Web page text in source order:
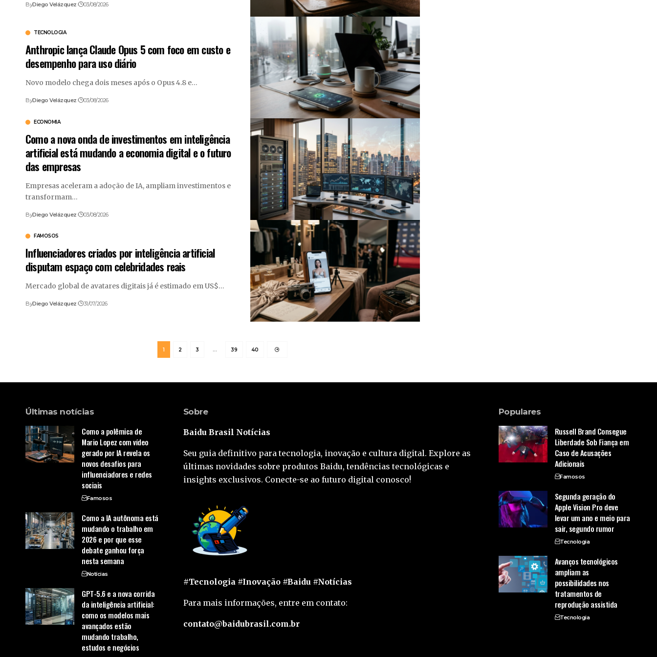
ByDiego Velázquez 03/08/2026
TECNOLOGIA
Anthropic lança Claude Opus 5 com foco em custo e
desempenho para uso diário
Novo modelo chega dois meses após o Opus 4.8 e…
ByDiego Velázquez 03/08/2026
ECONOMIA
Como a nova onda de investimentos em inteligência
artificial está mudando a economia digital e o futuro
das empresas
Empresas aceleram a adoção de IA, ampliam investimentos e
transformam…
ByDiego Velázquez 03/08/2026
FAMOSOS
Influenciadores criados por inteligência artificial
disputam espaço com celebridades reais
Mercado global de avatares digitais já é estimado em US$…
ByDiego Velázquez 31/07/2026
1 2 3 … 39 40
Últimas notícias
Como a polêmica de
Mario Lopez com vídeo
gerado por IA revela os
novos desafios para
influenciadores e redes
sociais
Famosos
Como a IA autônoma está
mudando o trabalho em
2026 e por que esse
debate ganhou força
nesta semana
Notícias
GPT-5.6 e a nova corrida
da inteligência artificial:
como os modelos mais
avançados estão
mudando trabalho,
estudos e negócios
Sobre
Baidu Brasil Notícias
Seu guia definitivo para tecnologia, inovação e cultura digital. Explore as
últimas novidades sobre produtos Baidu, tendências tecnológicas e
insights exclusivos. Conecte-se ao futuro digital conosco!
#Tecnologia #Inovação #Baidu #Notícias
Para mais informações, entre em contato:
contato@baidubrasil.com.br
Populares
Russell Brand Consegue
Liberdade Sob Fiança em
Caso de Acusações
Adicionais
Famosos
Segunda geração do
Apple Vision Pro deve
levar um ano e meio para
sair, segundo rumor
Tecnologia
Avanços tecnológicos
ampliam as
possibilidades nos
tratamentos de
reprodução assistida
Tecnologia